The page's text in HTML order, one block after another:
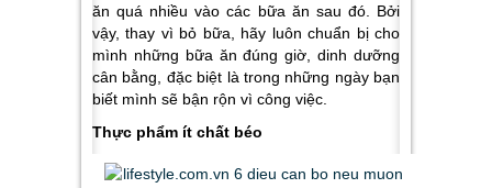
ăn quá nhiều vào các bữa ăn sau đó. Bởi
vậy, thay vì bỏ bữa, hãy luôn chuẩn bị cho
mình những bữa ăn đúng giờ, dinh dưỡng
cân bằng, đặc biệt là trong những ngày bạn
biết mình sẽ bận rộn vì công việc.
Thực phẩm ít chất béo